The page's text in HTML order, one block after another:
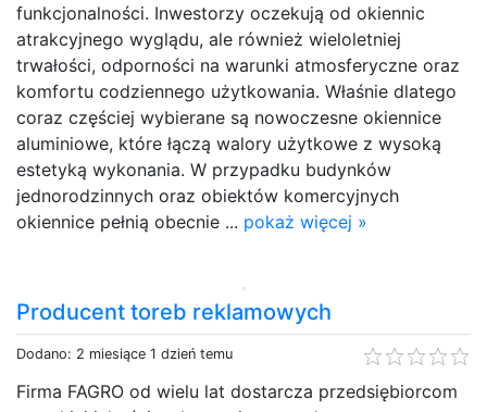
funkcjonalności. Inwestorzy oczekują od okiennic
atrakcyjnego wyglądu, ale również wieloletniej
trwałości, odporności na warunki atmosferyczne oraz
komfortu codziennego użytkowania. Właśnie dlatego
coraz częściej wybierane są nowoczesne okiennice
aluminiowe, które łączą walory użytkowe z wysoką
estetyką wykonania. W przypadku budynków
jednorodzinnych oraz obiektów komercyjnych
okiennice pełnią obecnie ... pokaż więcej »
Producent toreb reklamowych
Dodano: 2 miesiące 1 dzień temu
Firma FAGRO od wielu lat dostarcza przedsiębiorcom